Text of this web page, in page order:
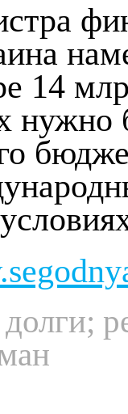
14
нужно
долги;